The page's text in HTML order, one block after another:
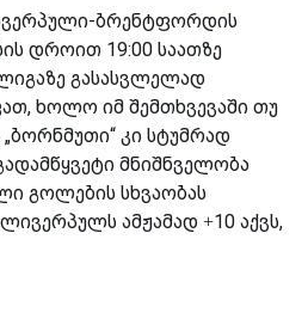
ბრენტფორდის
დროით 19:00 საათზე
გასასვლელად
ხოლო იმ შემთხვევაში თუ
კი სტუმრად
მნიშნველობა
გოლების სხვაობას
ამჟამად +10 აქვს,